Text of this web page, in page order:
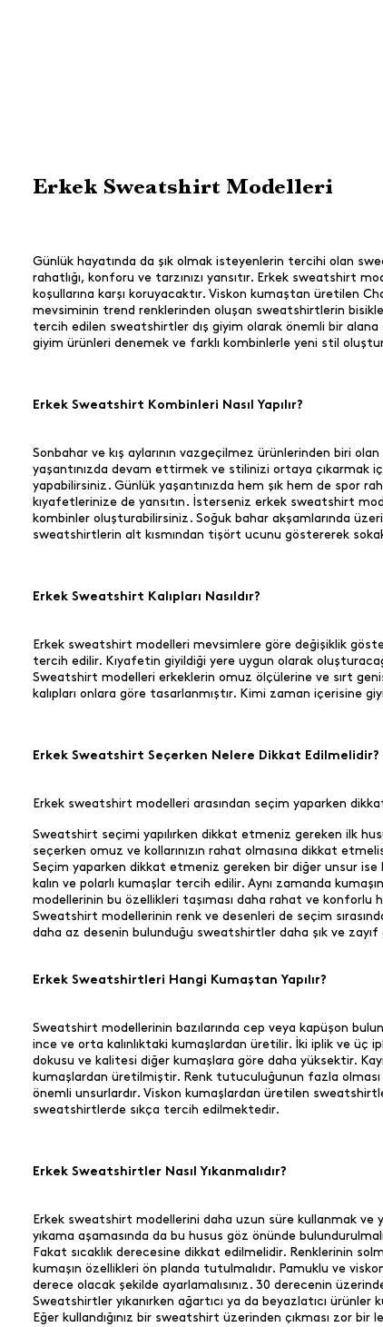
Erkek Sweatshirt Modelleri
Günlük hayatında da şık olmak isteyenlerin tercihi olan
rahatlığı, konforu ve tarzınızı yansıtır. Erkek sweatshirt
koşullarına karşı koruyacaktır. Viskon kumaştan üretilen
mevsiminin trend renklerinden oluşan sweatshirtlerin bisiklet
tercih edilen sweatshirtler dış giyim olarak önemli bir alana
giyim ürünleri denemek ve farklı kombinlerle yeni stil
Erkek Sweatshirt Kombinleri Nasıl Yapılır?
Sonbahar ve kış aylarının vazgeçilmez ürünlerinden biri
yaşantınızda devam ettirmek ve stilinizi ortaya çıkarmak
yapabilirsiniz. Günlük yaşantınızda hem şık hem de spor
kıyafetlerinize de yansıtın. İsterseniz erkek sweatshirt
kombinler oluşturabilirsiniz. Soğuk bahar akşamlarında
sweatshirtlerin alt kısmından tişört ucunu göstererek
Erkek Sweatshirt Kalıpları Nasıldır?
Erkek sweatshirt modelleri mevsimlere göre değişiklik
tercih edilir. Kıyafetin giyildiği yere uygun olarak
Sweatshirt modelleri erkeklerin omuz ölçülerine ve sırt
kalıpları onlara göre tasarlanmıştır. Kimi zaman içerisine
Erkek Sweatshirt Seçerken Nelere Dikkat Edilmelidir?
Erkek sweatshirt modelleri arasından seçim yaparken
Sweatshirt seçimi yapılırken dikkat etmeniz gereken ilk
seçerken omuz ve kollarınızın rahat olmasına dikkat
Seçim yaparken dikkat etmeniz gereken bir diğer unsur ise
kalın ve polarlı kumaşlar tercih edilir. Aynı zamanda
modellerinin bu özellikleri taşıması daha rahat ve konforlu
Sweatshirt modellerinin renk ve desenleri de seçim
daha az desenin bulunduğu sweatshirtler daha şık ve
Erkek Sweatshirtleri Hangi Kumaştan Yapılır?
Sweatshirt modellerinin bazılarında cep veya kapüşon
ince ve orta kalınlıktaki kumaşlardan üretilir. İki iplik ve üç
dokusu ve kalitesi diğer kumaşlara göre daha yüksektir.
kumaşlardan üretilmiştir. Renk tutuculuğunun fazla
önemli unsurlardır. Viskon kumaşlardan üretilen
sweatshirtlerde sıkça tercih edilmektedir.
Erkek Sweatshirtler Nasıl Yıkanmalıdır?
Erkek sweatshirt modellerini daha uzun süre kullanmak ve
yıkama aşamasında da bu husus göz önünde
Fakat sıcaklık derecesine dikkat edilmelidir. Renklerinin
kumaşın özellikleri ön planda tutulmalıdır. Pamuklu ve
derece olacak şekilde ayarlamalısınız. 30 derecenin
Sweatshirtler yıkanırken ağartıcı ya da beyazlatıcı ürünler
Eğer kullandığınız bir sweatshirt üzerinden çıkması zor